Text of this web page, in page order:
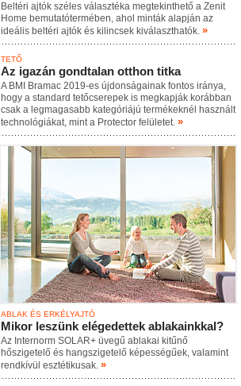
Beltéri ajtók széles választéka megtekinthető a Zenit
Home bemutatótermében, ahol minták alapján az
ideális beltéri ajtók és kilincsek kiválaszthatók. »
TETŐ
Az igazán gondtalan otthon titka
A BMI Bramac 2019-es újdonságainak fontos iránya,
hogy a standard tetőcserepek is megkapják korábban
csak a legmagasabb kategóriájú termékeknél használt
technológiákat, mint a Protector felületet. »
ABLAK ÉS ERKÉLYAJTÓ
Mikor leszünk elégedettek ablakainkkal?
Az Internorm SOLAR+ üvegű ablakai kitűnő
hőszigetelő és hangszigetelő képességűek, valamint
rendkívül esztétikusak. »